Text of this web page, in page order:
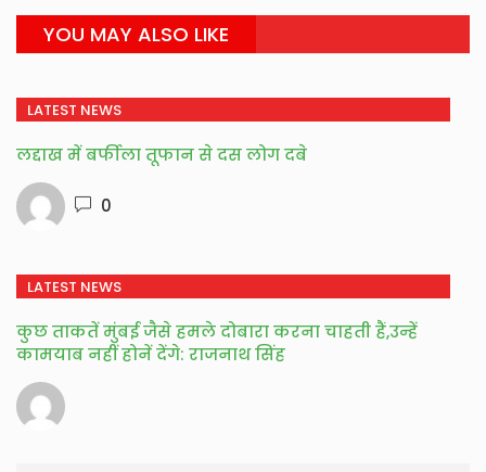
YOU MAY ALSO LIKE
LATEST NEWS
लद्दाख में बर्फीला तूफान से दस लोग दबे
0
LATEST NEWS
कुछ ताकतें मुंबई जैसे हमले दोबारा करना चाहती हैं,उन्हें
कामयाब नहीं होनें देंगे: राजनाथ सिंह